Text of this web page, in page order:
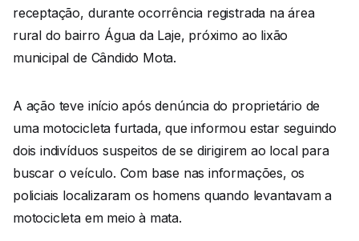
receptação, durante ocorrência registrada na área
rural do bairro Água da Laje, próximo ao lixão
municipal de Cândido Mota.
A ação teve início após denúncia do proprietário de
uma motocicleta furtada, que informou estar seguindo
dois indivíduos suspeitos de se dirigirem ao local para
buscar o veículo. Com base nas informações, os
policiais localizaram os homens quando levantavam a
motocicleta em meio à mata.